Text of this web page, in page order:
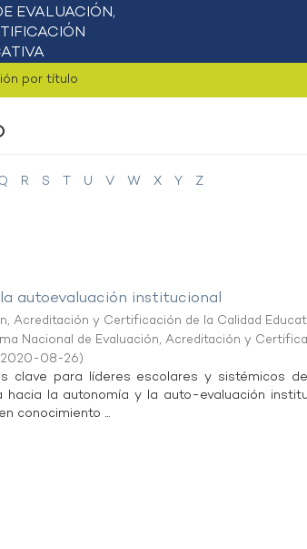
por título
R S T U V W X Y
Z
autoevaluación institucional
Acreditación y Certificación de la Calidad
Nacional de Evaluación, Acreditación y
2020-08-26)
clave para líderes escolares y sistémicos
la autonomía y la auto-evaluación
conocimiento ...